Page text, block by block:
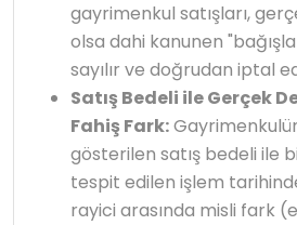
gayrimenkul satışları,
olsa dahi kanunen
sayılır ve doğrudan iptal
Satış Bedeli ile Gerçek
Fahiş Fark:
gösterilen satış bedeli ile
tespit edilen işlem
rayici arasında misli fark